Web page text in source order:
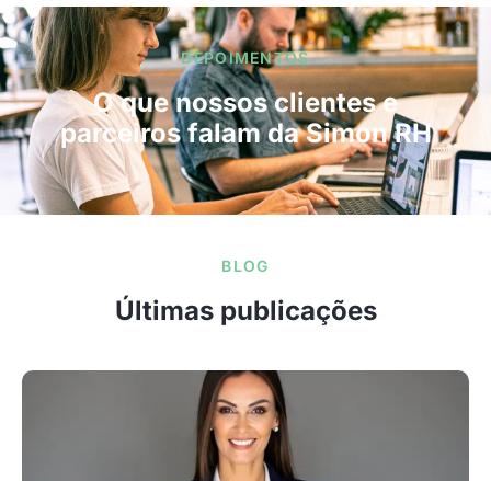
DEPOIMENTOS
O que nossos clientes e
parceiros falam da Simon RH
BLOG
Últimas publicações